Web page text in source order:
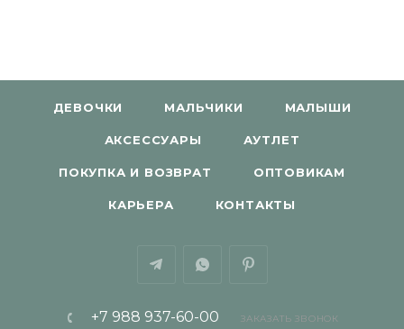
ДЕВОЧКИ МАЛЬЧИКИ МАЛЫШИ
АКСЕССУАРЫ АУТЛЕТ
ПОКУПКА И ВОЗВРАТ ОПТОВИКАМ
КАРЬЕРА КОНТАКТЫ
+7 988 937-60-00 ЗАКАЗАТЬ ЗВОНОК